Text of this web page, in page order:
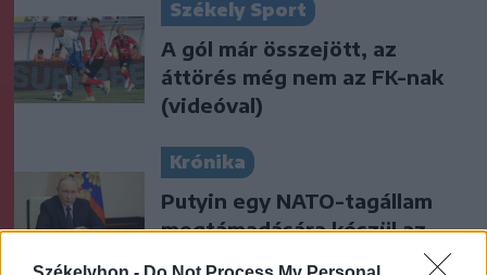
Székely Sport
A gól már összejött, az
áttörés még nem az FK-nak
(videóval)
Krónika
Putyin egy NATO-tagállam
megtámadására készül az
amerikai hírszerzés szerint